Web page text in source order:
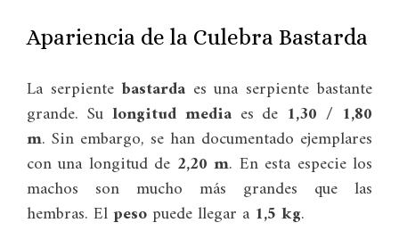
Apariencia de la Culebra Bastarda
La serpientebastardaes una serpiente bastante
grande. Su longitud mediaes de 1,30 / 1,80
m. Sin embargo, se han documentado ejemplares
con una longitud de 2,20 m. En esta especie los
machos son mucho más grandes que las
hembras. Elpesopuede llegar a 1,5 kg.